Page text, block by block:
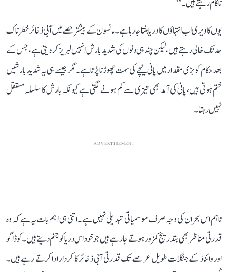
ناکام رہتے ہیں۔‘‘
یوں کاویری اب انتہاؤں کا دریا بنتا جا رہا ہے۔ مانسون کے بیشتر حصے میں آبی ذخائر خطرناک
حد تک خالی رہتے ہیں، لیکن چند ہی دنوں کی شدید بارش انہیں لبریز کر دیتی ہے، جس کے
بعد حکام کو بڑی مقدار میں پانی نیچے کی سمت چھوڑنا پڑتا ہے۔ مگر جیسے ہی یہ شدید بارشیں
ختم ہوتی ہیں، پانی کی آمد بھی تیزی سے کم ہونے لگتی ہے کیونکہ بارش کا سلسلہ مستقل
نہیں رہتا۔
ADVERTISEMENT
تاہم اس بحران کی وجہ صرف موسمیاتی تبدیلی نہیں ہے۔ اتنی ہی اہم بات یہ ہے کہ وہ
قدرتی مناظر بھی بتدریج کمزور ہوتے جا رہے ہیں جو خود اس دریا کو جنم دیتے ہیں۔ کوڈاگو
اور وائناڈ کے جنگلات طویل عرصے تک قدرتی آبی ذخائر کا کردار ادا کرتے رہے ہیں۔